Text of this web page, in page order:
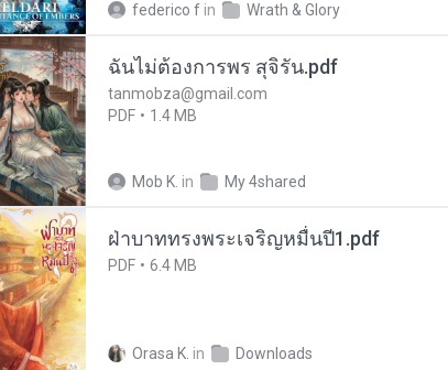
federico f in Wrath & Glory
ฉันไม่ต้องการพร สุจิรัน.pdf
tanmobza@gmail.com
PDF
1.4 MB
Mob K. in My 4shared
ฝ่าบาททรงพระเจริญหมื่นปี1.pdf
PDF 6.4 MB
Orasa K. in Downloads